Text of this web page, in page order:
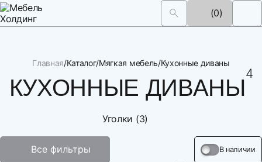
(0)
Главная Каталог Мягкая мебель Кухонные диваны
КУХОННЫЕ ДИВАНЫ
4
Уголки (3)
Все фильтры В наличии
19